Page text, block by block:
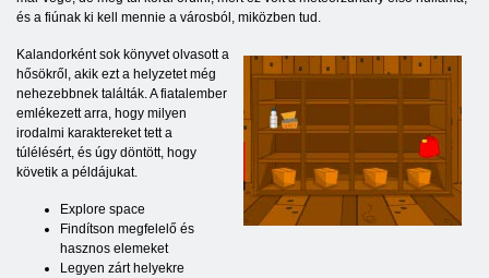
és a fiúnak ki kell mennie a városból, miközben tud.
Kalandorként sok könyvet olvasott a
hősökről, akik ezt a helyzetet még
nehezebbnek találták. A fiatalember
emlékezett arra, hogy milyen
irodalmi karaktereket tett a
túlélésért, és úgy döntött, hogy
követik a példájukat.
Explore space
Findítson megfelelő és
hasznos elemeket
Legyen zárt helyekre